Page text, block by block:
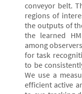
conveyor belt.
regions of
the outputs of
the learned
among
for task
to be
We use a
efficient active